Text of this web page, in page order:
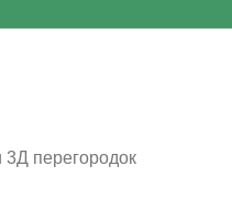
3Д перегородок